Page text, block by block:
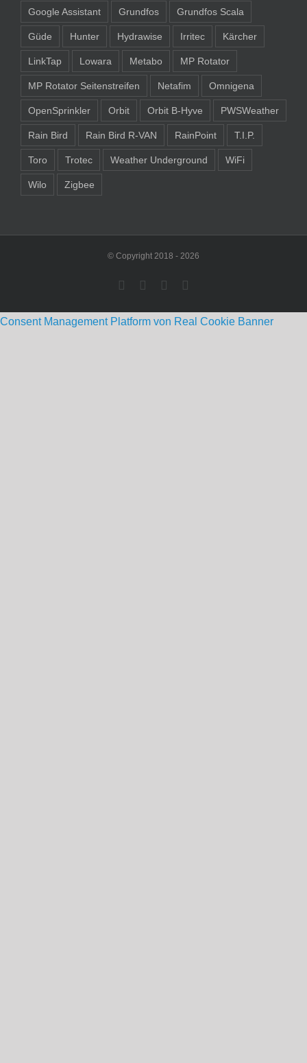
Google Assistant Grundfos Grundfos Scala
Güde Hunter Hydrawise Irritec Kärcher
LinkTap Lowara Metabo MP Rotator
MP Rotator Seitenstreifen Netafim Omnigena
OpenSprinkler Orbit Orbit B-Hyve PWSWeather
Rain Bird Rain Bird R-VAN RainPoint T.I.P.
Toro Trotec Weather Underground WiFi
Wilo Zigbee
© Copyright 2018 - 2026
Rss FacebookInstagram
Consent Management Platform von Real Cookie Banner